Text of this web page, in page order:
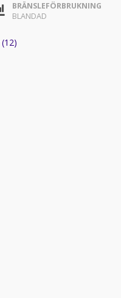
BRÄNSLEFÖRBRUKNING
BLANDAD
(12)